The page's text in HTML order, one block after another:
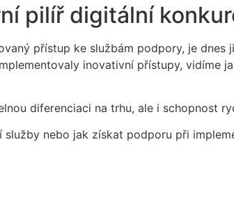
pilíř digitální
přístup ke službám podpory, je dnes
inovativní přístupy, vidíme
diferenciaci na trhu, ale i schopnost
nebo jak získat podporu při